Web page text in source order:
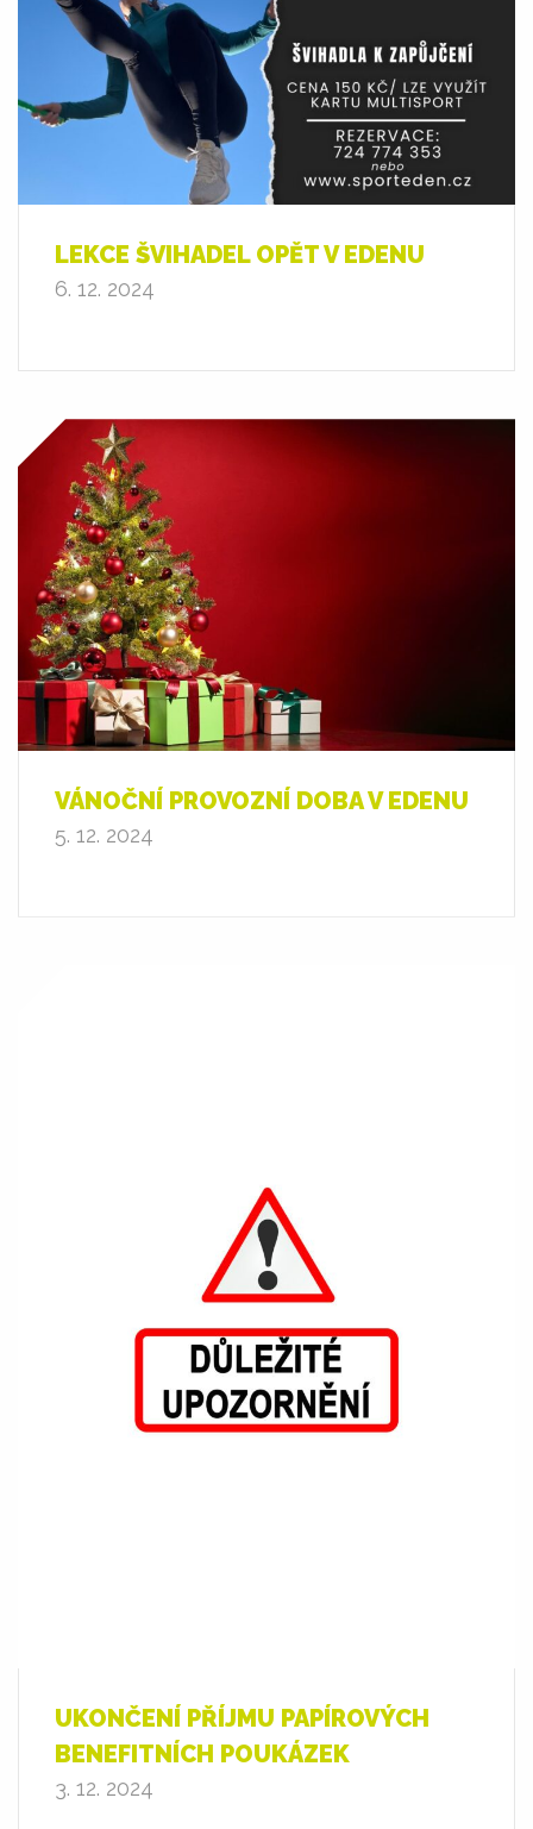
LEKCE ŠVIHADEL OPĚT V EDENU
6. 12. 2024
VÁNOČNÍ PROVOZNÍ DOBA V EDENU
5. 12. 2024
UKONČENÍ PŘÍJMU PAPÍROVÝCH
BENEFITNÍCH POUKÁZEK
3. 12. 2024